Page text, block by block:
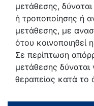
μετάθεσης,
ή τροποποίησης ή
μετάθεσης, με
ότου κοινοποιηθεί
Σε περίπτωση
μετάθεσης δύναται
θεραπείας κατά